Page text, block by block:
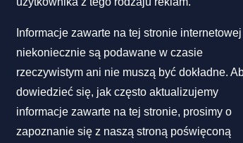
Informacje zawarte na tej stronie internetowej
niekoniecznie są podawane w czasie
rzeczywistym ani nie muszą być dokładne.
dowiedzieć się, jak często aktualizujemy
informacje zawarte na tej stronie, prosimy o
zapoznanie się z naszą stroną poświęconą